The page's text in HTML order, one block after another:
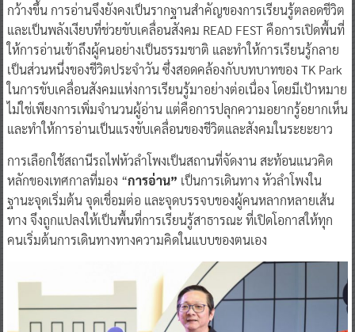
กว้างขึ้น การอ่านจึงยังคงเป็นรากฐานสำคัญของการเรียนรู้ตลอดชีวิต
และเป็นพลังเงียบที่ช่วยขับเคลื่อนสังคม READ FEST คือการเปิดพื้นที่
ให้การอ่านเข้าถึงผู้คนอย่างเป็นธรรมชาติ และทำให้การเรียนรู้กลาย
เป็นส่วนหนึ่งของชีวิตประจำวัน ซึ่งสอดคล้องกับบทบาทของ TK Park
ในการขับเคลื่อนสังคมแห่งการเรียนรู้มาอย่างต่อเนื่อง โดยมีเป้าหมาย
ไม่ใช่เพียงการเพิ่มจำนวนผู้อ่าน แต่คือการปลุกความอยากรู้อยากเห็น
และทำให้การอ่านเป็นแรงขับเคลื่อนของชีวิตและสังคมในระยะยาว
การเลือกใช้สถานีรถไฟหัวลำโพงเป็นสถานที่จัดงาน สะท้อนแนวคิด
หลักของเทศกาลที่มอง “การอ่าน” เป็นการเดินทาง หัวลำโพงใน
ฐานะจุดเริ่มต้น จุดเชื่อมต่อ และจุดบรรจบของผู้คนหลากหลายเส้น
ทาง จึงถูกแปลงให้เป็นพื้นที่การเรียนรู้สาธารณะ ที่เปิดโอกาสให้ทุก
คนเริ่มต้นการเดินทางทางความคิดในแบบของตนเอง